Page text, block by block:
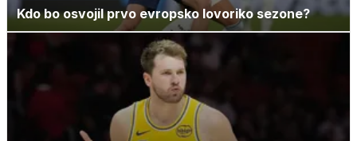
Kdo bo osvojil prvo evropsko lovoriko sezone?